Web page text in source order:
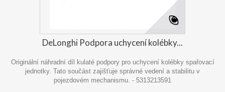
DeLonghi Podpora uchycení kolébky...
Originální náhradní díl kulaté podpory pro uchycení kolébky spařovací
jednotky. Tato součást zajišťuje správné vedení a stabilitu v
pojezdovém mechanismu. - 5313213591